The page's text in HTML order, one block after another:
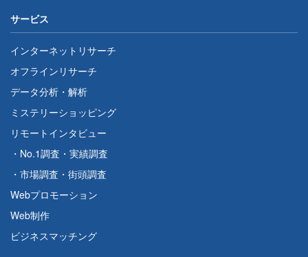
サービス
インターネットリサーチ
オフラインリサーチ
データ分析・解析
ミステリーショッピング
リモートインタビュー
・ No.1調査 ・ 実績調査
・ 市場調査 ・ 街頭調査
Webプロモーション
Web制作
ビジネスマッチング